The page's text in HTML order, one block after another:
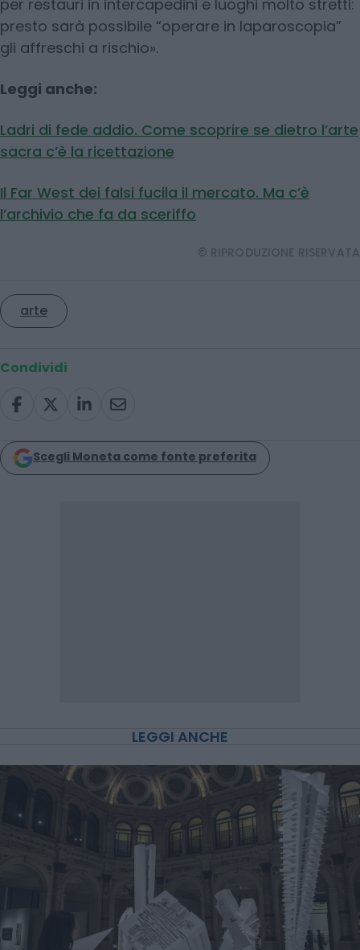
per restauri in intercapedini e luoghi molto stretti:
presto sarà possibile “operare in laparoscopia”
gli affreschi a rischio».
Leggi anche:
Ladri di fede addio. Come scoprire se dietro l’arte
sacra c’è la ricettazione
Il Far West dei falsi fucila il mercato. Ma c’è
l’archivio che fa da sceriffo
© RIPRODUZIONE RISERVATA
arte
Condividi
Scegli Moneta come fonte preferita
LEGGI ANCHE